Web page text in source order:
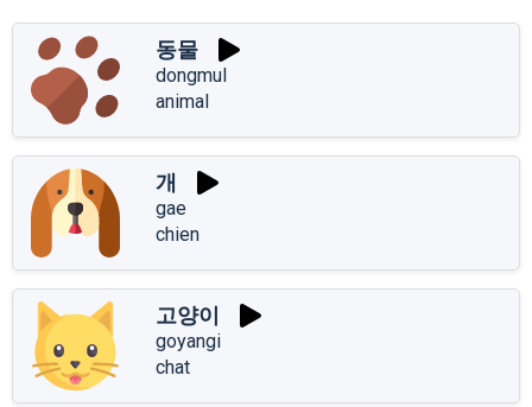
동물
dongmul
animal
개
gae
chien
고양이
goyangi
chat